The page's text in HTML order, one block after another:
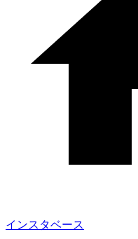
インスタベース